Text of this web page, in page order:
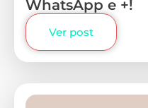
WhatsApp e +!
Ver post